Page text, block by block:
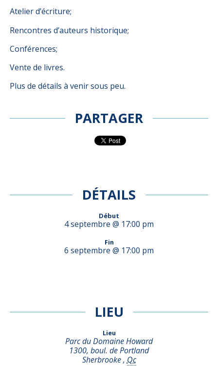
Atelier d’écriture;
Rencontres d’auteurs historique;
Conférences;
Vente de livres.
Plus de détails à venir sous peu.
PARTAGER
DÉTAILS
Début
4 septembre @ 17:00 pm
Fin
6 septembre @ 17:00 pm
LIEU
Lieu
Parc du Domaine Howard
1300, boul. de Portland
Sherbrooke, Qc